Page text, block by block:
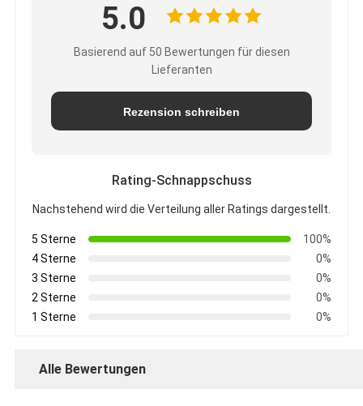
5.0
Basierend auf 50 Bewertungen für diesen
Lieferanten
Rezension schreiben
Rating-Schnappschuss
Nachstehend wird die Verteilung aller Ratings dargestellt.
5 Sterne
100%
4 Sterne
0%
3 Sterne
0%
2 Sterne
0%
1 Sterne
0%
Alle Bewertungen